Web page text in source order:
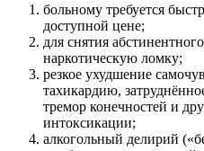
больному требуется
доступной цене;
для снятия
наркотическую ломку;
резкое ухудшение
тахикардию,
тремор конечностей и
интоксикации;
алкогольный делирий